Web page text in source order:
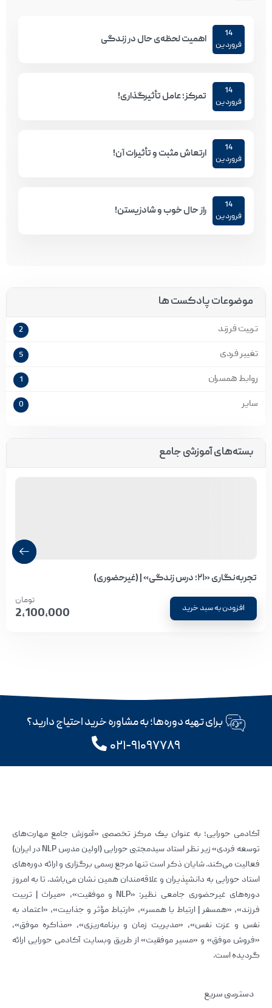
14
فروردین
اهمیت لحظه‌ی حال در زندگی
14
فروردین
تمرکز؛ عامل تأثیرگذاری!
14
فروردین
ارتعاش مثبت و تأثیرات آن!
14
فروردین
راز حال خوب و شادزیستن!
موضوعات پادکست ها
تربیت فرزند 2
تغییر فردی 5
روابط همسران 1
سایر 0
بسته‌های آموزشی جامع
تجربه‌نگاری «۲۱؛ درس زندگی» | (غیرحضوری)
افزودن به سبد خرید
تومان
2,100,000
برای تهیه دوره‌ها؛ به مشاوره خرید احتیاج دارید؟
۰۲۱-۹۱۰۹۷۷۸۹
آکادمی حورایی؛ به عنوان یک مرکز تخصصی «آموزش جامع مهارت‌های
توسعه فردی» زیر نظر استاد سیدمجتبی حورایی (اولین مدرس NLP در ایران)
فعالیت می‌کند. شایان ذکر است تنها مرجع رسمی برگزاری و ارائه دوره‌های
استاد حورایی به دانشپذیران و علاقه‌مندان همین نشان می‌باشد. تا به امروز
دوره‌های غیرحضوری جامعی نظیر: «NLP و موفقیت»، «میراث | تربیت
فرزند»، «همسفر | ارتباط با همسر»، «ارتباط مؤثر و جذابیت»، «اعتماد به
نفس و عزت نفس»، «مدیریت زمان و برنامه‌ریزی»، «مذاکره موفق»،
«فروش موفق» و «مسیر موفقیت» از طریق وبسایت آکادمی حورایی ارائه
گردیده است.
دسترسی سریع